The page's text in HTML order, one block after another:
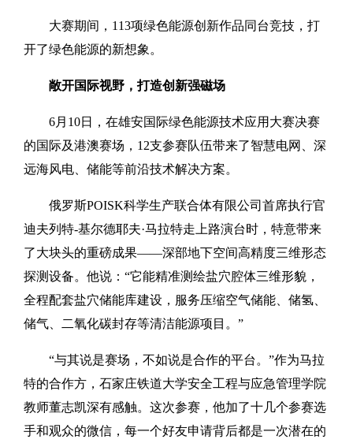
大赛期间，113项绿色能源创新作品同台竞技，打
开了绿色能源的新想象。
敞开国际视野，打造创新强磁场
6月10日，在雄安国际绿色能源技术应用大赛决赛
的国际及港澳赛场，12支参赛队伍带来了智慧电网、深
远海风电、储能等前沿技术解决方案。
俄罗斯POISK科学生产联合体有限公司首席执行官
迪夫列特-基尔德耶夫·马拉特走上路演台时，特意带来
了大块头的重磅成果——深部地下空间高精度三维形态
探测设备。他说：“它能精准测绘盐穴腔体三维形貌，
全程配套盐穴储能库建设，服务压缩空气储能、储氢、
储气、二氧化碳封存等清洁能源项目。”
“与其说是赛场，不如说是合作的平台。”作为马拉
特的合作方，石家庄铁道大学安全工程与应急管理学院
教师董志凯深有感触。这次参赛，他加了十几个参赛选
手和观众的微信，每一个好友申请背后都是一次潜在的